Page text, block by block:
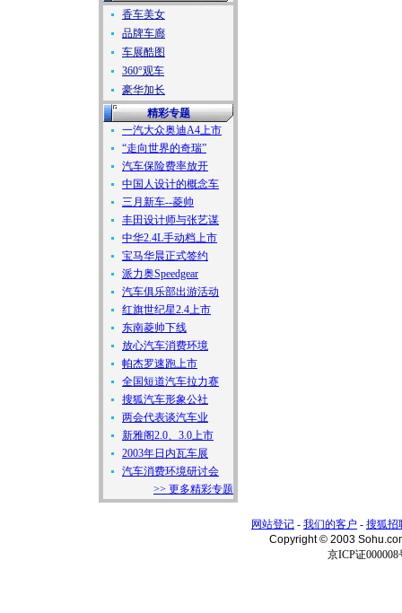
香车美女
品牌车廊
车展酷图
360°观车
豪华加长
精彩专题
一汽大众奥迪A4上市
“走向世界的奇瑞”
汽车保险费率放开
中国人设计的概念车
三月新车--菱帅
丰田设计师与张艺谋
中华2.4L手动档上市
宝马华晨正式签约
派力奥Speedgear
汽车俱乐部出游活动
红旗世纪星2.4上市
东南菱帅下线
放心汽车消费环境
帕杰罗速跑上市
全国短道汽车拉力赛
搜狐汽车形象公社
两会代表谈汽车业
新雅阁2.0、3.0上市
2003年日内瓦车展
汽车消费环境研讨会
>> 更多精彩专题
网站登记 - 我们的客户 - 搜狐招
Copyright © 2003
京ICP证